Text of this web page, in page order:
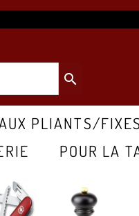
search
PLIANTS/FIXES
POUR LA